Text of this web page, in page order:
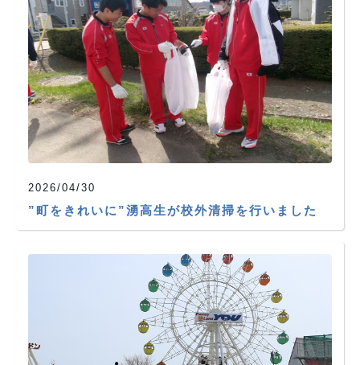
2026/04/30
”町をきれいに”湧高生が校外清掃を行いました